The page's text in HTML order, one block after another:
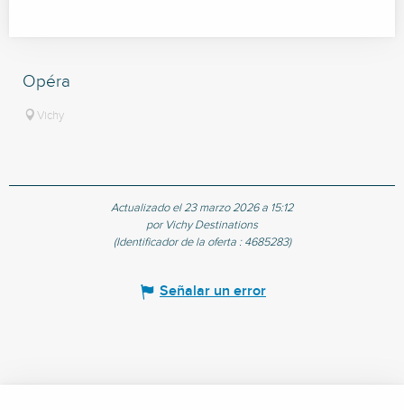
Opéra
Vichy
Actualizado el 23 marzo 2026 a 15:12
por Vichy Destinations
(Identificador de la oferta : 4685283)
Señalar un error